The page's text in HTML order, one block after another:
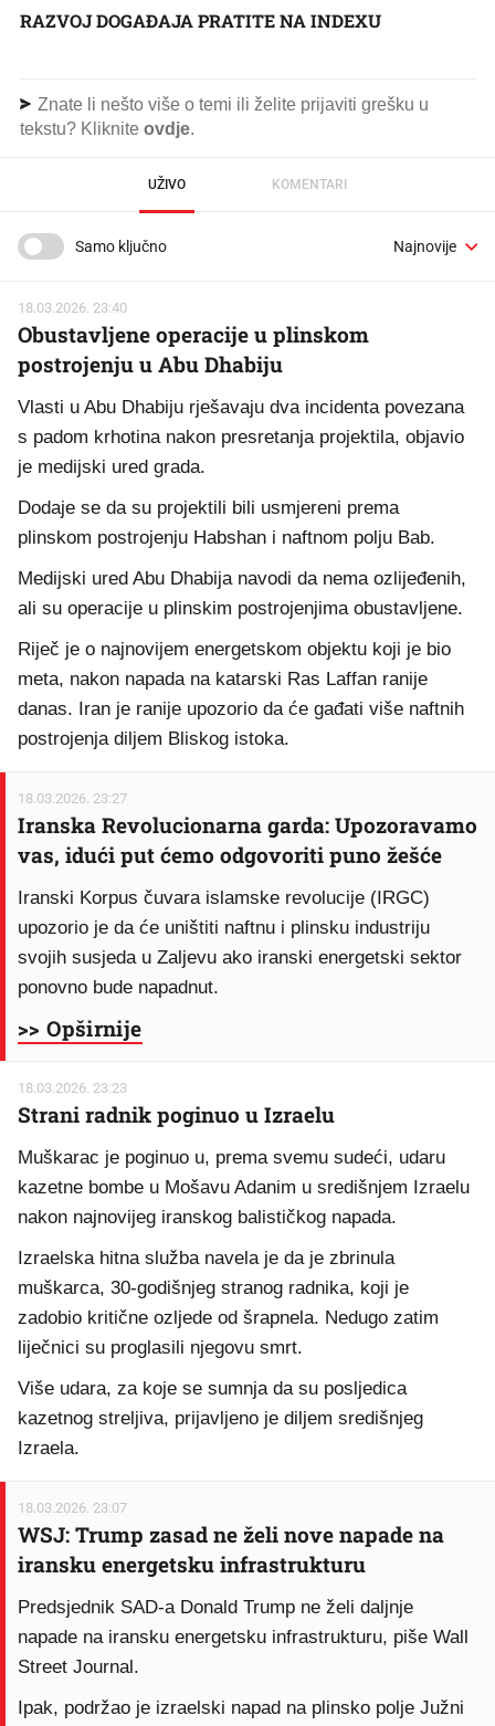
RAZVOJ DOGAĐAJA PRATITE NA INDEXU
Znate li nešto više o temi ili želite prijaviti grešku u
tekstu? Kliknite ovdje.
UŽIVO KOMENTARI
Samo ključno
18.03.2026. 23:40
Obustavljene operacije u plinskom
postrojenju u Abu Dhabiju
Vlasti u Abu Dhabiju rješavaju dva incidenta povezana
s padom krhotina nakon presretanja projektila, objavio
je medijski ured grada.
Dodaje se da su projektili bili usmjereni prema
plinskom postrojenju Habshan i naftnom polju Bab.
Medijski ured Abu Dhabija navodi da nema ozlijeđenih,
ali su operacije u plinskim postrojenjima obustavljene.
Riječ je o najnovijem energetskom objektu koji je bio
meta, nakon napada na katarski Ras Laffan ranije
danas. Iran je ranije upozorio da će gađati više naftnih
postrojenja diljem Bliskog istoka.
18.03.2026. 23:27
Iranska Revolucionarna garda: Upozoravamo
vas, idući put ćemo odgovoriti puno žešće
Iranski Korpus čuvara islamske revolucije (IRGC)
upozorio je da će uništiti naftnu i plinsku industriju
svojih susjeda u Zaljevu ako iranski energetski sektor
ponovno bude napadnut.
>> Opširnije
18.03.2026. 23:23
Strani radnik poginuo u Izraelu
Muškarac je poginuo u, prema svemu sudeći, udaru
kazetne bombe u Mošavu Adanim u središnjem Izraelu
nakon najnovijeg iranskog balističkog napada.
Izraelska hitna služba navela je da je zbrinula
muškarca, 30-godišnjeg stranog radnika, koji je
zadobio kritične ozljede od šrapnela. Nedugo zatim
liječnici su proglasili njegovu smrt.
Više udara, za koje se sumnja da su posljedica
kazetnog streljiva, prijavljeno je diljem središnjeg
Izraela.
18.03.2026. 23:07
WSJ: Trump zasad ne želi nove napade na
iransku energetsku infrastrukturu
Predsjednik SAD-a Donald Trump ne želi daljnje
napade na iransku energetsku infrastrukturu, piše Wall
Street Journal.
Ipak, podržao je izraelski napad na plinsko polje Južni